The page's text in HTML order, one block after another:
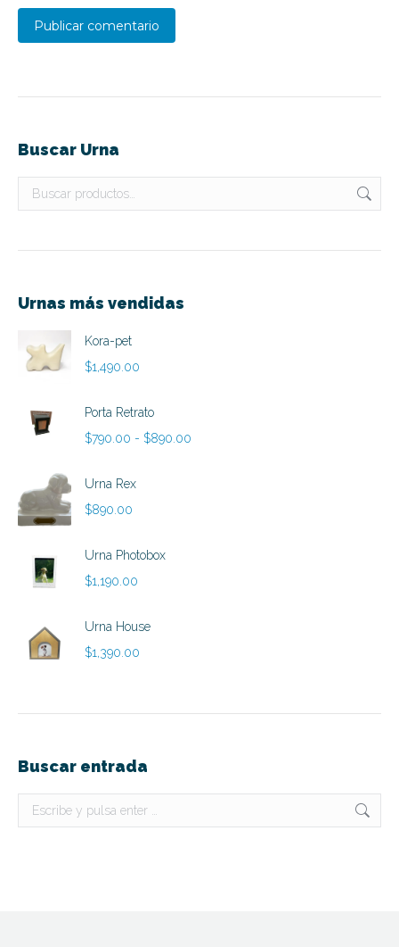
Publicar comentario
Buscar Urna
Urnas más vendidas
Kora-pet
$1,490.00
Porta Retrato
$790.00 - $890.00
Urna Rex
$890.00
Urna Photobox
$1,190.00
Urna House
$1,390.00
Buscar entrada
Buscar: